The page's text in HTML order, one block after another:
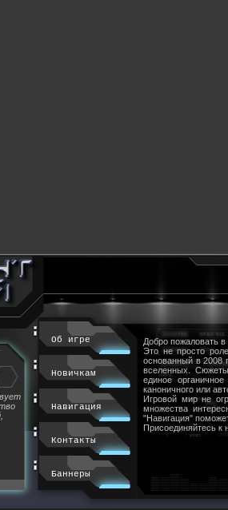
Об игре
Новичкам
Навигация
Контакты
Баннеры
Добро пожаловать
Это не просто
основанный в 2008
вселенных.
единое
каноничного или
Игровой мир не
множества
"Навигация"
Присоединяйтесь к